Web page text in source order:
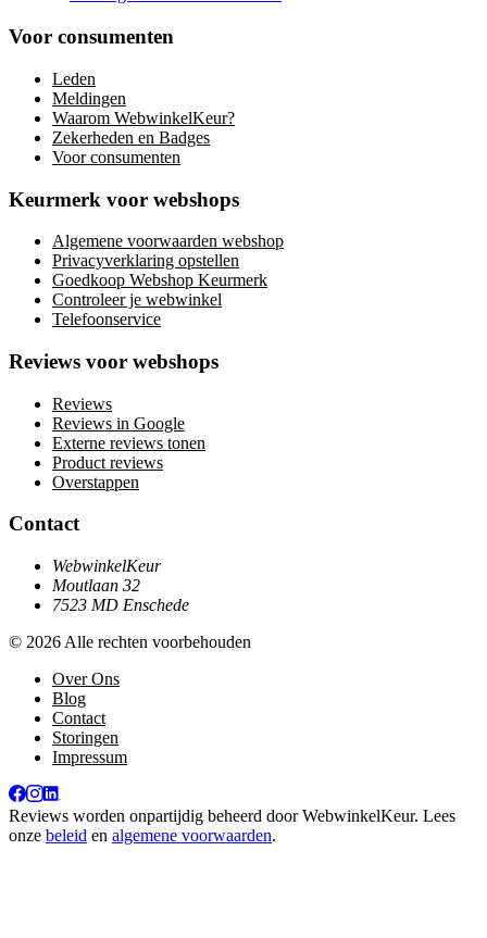
Voor consumenten
Leden
Meldingen
Waarom WebwinkelKeur?
Zekerheden en Badges
Voor consumenten
Keurmerk voor webshops
Algemene voorwaarden webshop
Privacyverklaring opstellen
Goedkoop Webshop Keurmerk
Controleer je webwinkel
Telefoonservice
Reviews voor webshops
Reviews
Reviews in Google
Externe reviews tonen
Product reviews
Overstappen
Contact
WebwinkelKeur
Moutlaan 32
7523 MD Enschede
© 2026 Alle rechten voorbehouden
Over Ons
Blog
Contact
Storingen
Impressum
Reviews worden onpartijdig beheerd doorWebwinkelKeur. Lees
onze beleid en algemene voorwaarden.